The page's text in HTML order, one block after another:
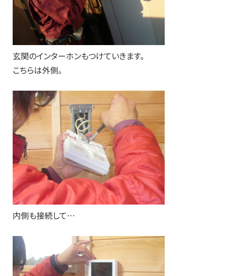
玄関のインターホンもつけていきます。
こちらは外側。
内側も接続して…